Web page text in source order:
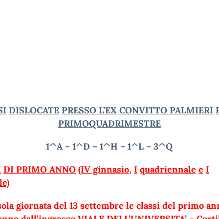
DISLOCATE PRESSO L’EX CONVITTO PALMIERI
PRIMOQUADRIMESTRE
1^A – 1^D – 1^H – 1^L – 3^Q
DI PRIMO ANNO (IV ginnasio, I quadriennale e I
giornata del 13 settembre le classi del primo